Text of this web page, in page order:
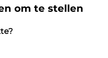
om te stellen